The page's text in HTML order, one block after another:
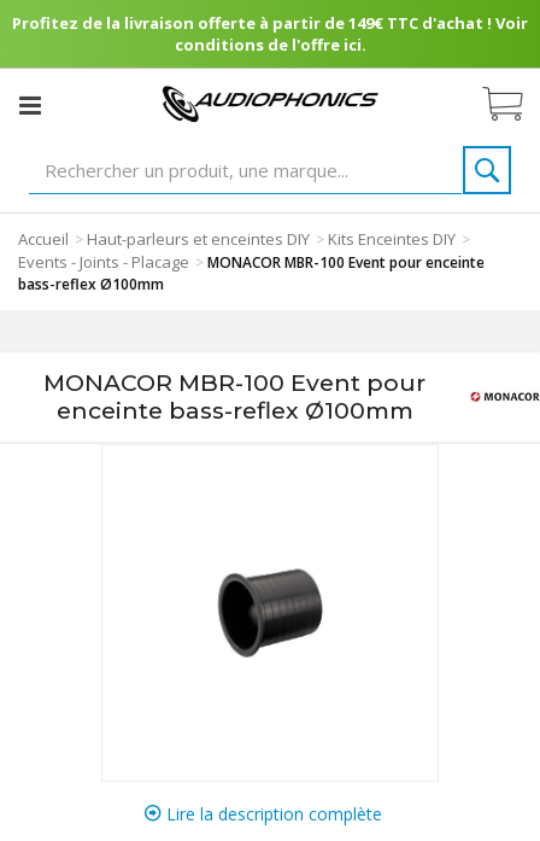
Profitez de la livraison offerte à partir de 149€ TTC d'achat ! Voir
conditions de l'offre ici.
Accueil > Haut-parleurs et enceintes DIY > Kits Enceintes DIY >
Events - Joints - Placage >MONACOR MBR-100 Event pour enceinte
bass-reflex Ø100mm
MONACOR MBR-100 Event pour
enceinte bass-reflex Ø100mm
Lire la description complète